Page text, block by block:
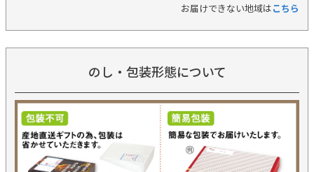
お届けできない地域はこちら
のし・包装形態について